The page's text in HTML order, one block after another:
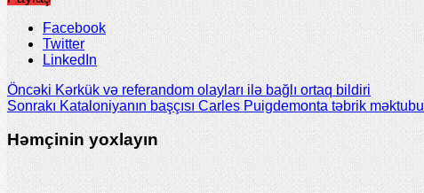
Facebook
Twitter
LinkedIn
Öncəki Kərkük və referandom olayları ilə bağlı ortaq bildiri
Sonrakı Kataloniyanın başçısı Carles Puigdemonta təbrik məktubu
Həmçinin yoxlayın